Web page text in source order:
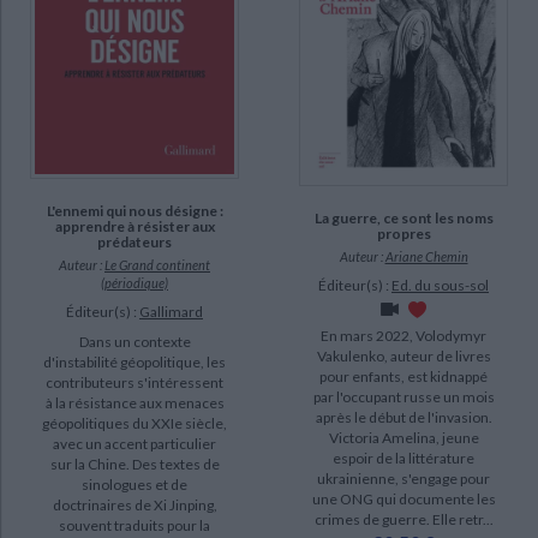
Chagnollaud, Jean-Paul (17)
Shanda Tonme, Jean-Claude (17)
livre (5882)
revue (687)
IAD (450)
poche (258)
document-audio (5)
coffret (4)
Discours et allocutions (6)
L'ennemi qui nous désigne :
apprendre à résister aux
prédateurs
Auteur : Le Grand continent
(périodique)
Éditeur(s) : Gallimard
Dans un contexte
d'instabilité géopolitique, les
contributeurs s'intéressent
à la résistance aux menaces
géopolitiques du XXIe siècle,
avec un accent particulier
sur la Chine. Des textes de
sinologues et de
doctrinaires de Xi Jinping,
souvent traduits pour la
La guerre, ce sont les noms
propres
Auteur :Ariane Chemin
Éditeur(s) : Ed. du sous-sol
En mars 2022, Volodymyr
Vakulenko, auteur de livres
pour enfants, est kidnappé
par l'occupant russe un mois
après le début de l'invasion.
Victoria Amelina, jeune
espoir de la littérature
ukrainienne, s'engage pour
une ONG qui documente les
crimes de guerre. Elle retr...